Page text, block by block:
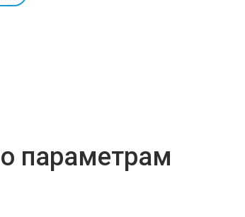
параметрам